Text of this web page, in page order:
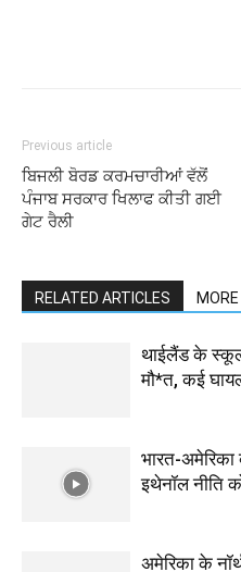
Previous article
ਬਿਜਲੀ ਬੋਰਡ ਕਰਮਚਾਰੀਆਂ ਵੱਲੋਂ
ਪੰਜਾਬ ਸਰਕਾਰ ਖਿਲਾਫ ਕੀਤੀ ਗਈ
ਗੇਟ ਰੈਲੀ
RELATED ARTICLES
थाईलैंड के स्कूल
मौ*त, कई
भारत-अमेरिका
इथेनॉल नीति
अमेरिका के